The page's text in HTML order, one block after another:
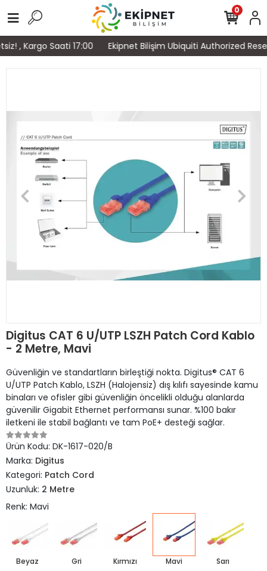
, Kargo Saati 17:00 Ekipnet Bilişim Ubiquiti Authorized
0
Digitus CAT 6 U/UTP LSZH Patch Cord Kablo
- 2 Metre, Mavi
Güvenliğin ve standartların birleştiği nokta. Digitus® CAT 6
U/UTP Patch Kablo, LSZH (Halojensiz) dış kılıfı sayesinde kamu
binaları ve ofisler gibi güvenliğin öncelikli olduğu alanlarda
güvenilir Gigabit Ethernet performansı sunar. %100 bakır
iletkeni ile stabil bağlantı ve tam PoE+ desteği sağlar.
Ürün Kodu: DK-1617-020/B
Marka: Digitus
Kategori: Patch Cord
Uzunluk: 2 Metre
Renk: Mavi
Beyaz Gri Kırmızı Mavi Sarı